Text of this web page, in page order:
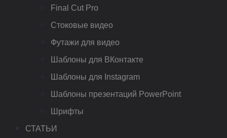
Final Cut Pro
Стоковые видео
Футажи для видео
Шаблоны для ВКонтакте
Шаблоны для Instagram
Шаблоны презентаций PowerPoint
Шрифты
СТАТЬИ